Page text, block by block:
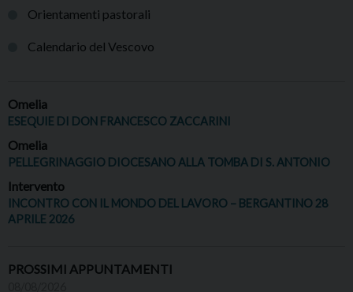
Orientamenti pastorali
Calendario del Vescovo
Omelia
ESEQUIE DI DON FRANCESCO ZACCARINI
Omelia
PELLEGRINAGGIO DIOCESANO ALLA TOMBA DI S. ANTONIO
Intervento
INCONTRO CON IL MONDO DEL LAVORO – BERGANTINO 28
APRILE 2026
PROSSIMI APPUNTAMENTI